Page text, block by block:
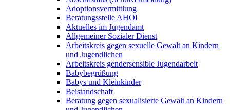
Adoptionsvermittlung
Beratungsstelle AHOI
Aktuelles im Jugendamt
Allgemeiner Sozialer Dienst
Arbeitskreis gegen sexuelle Gewalt an Kindern
und Jugendlichen
Arbeitskreis gendersensible Jugendarbeit
Babybegrüßung
Babys und Kleinkinder
Beistandschaft
Beratung gegen sexualisierte Gewalt an Kindern